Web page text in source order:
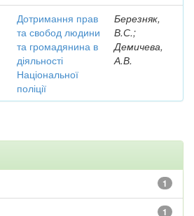
Дотримання прав
та свобод людини
та громадянина в
діяльності
Національної
поліції
Березняк,
В.С.;
Демичева,
А.В.
1
1